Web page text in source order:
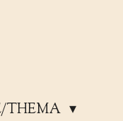
THEMA